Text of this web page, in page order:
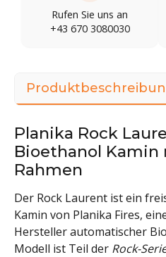
Rufen Sie uns an
+43 670 3080030
Planika Rock
Bioethanol
Rahmen
Der Rock Laurent ist ein
Kamin von Planika Fires,
Hersteller automatischer
Modell ist Teil der Rock-